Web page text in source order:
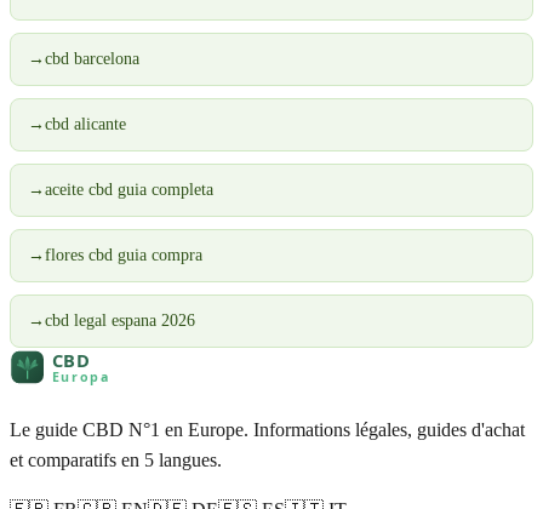
→ cbd barcelona
→ cbd alicante
→ aceite cbd guia completa
→ flores cbd guia compra
→ cbd legal espana 2026
Le guide CBD N°1 en Europe. Informations légales, guides d'achat
et comparatifs en 5 langues.